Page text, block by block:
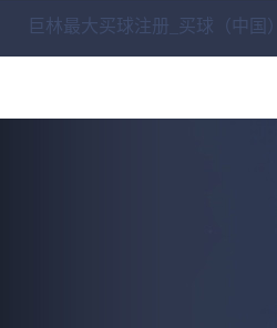
巨林最大买球注册_买球（中国）